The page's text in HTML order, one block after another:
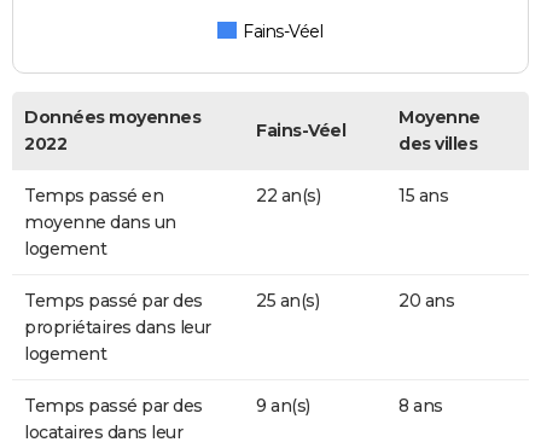
Fains-Véel
Données moyennes
2022
Fains-Véel
Moyenne
des villes
Temps passé en
moyenne dans un
logement
22 an(s) 15 ans
Temps passé par des
propriétaires dans leur
logement
25 an(s) 20 ans
Temps passé par des
locataires dans leur
9 an(s) 8 ans